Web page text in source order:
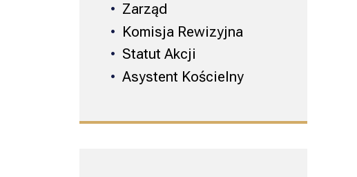
Zarząd
Komisja Rewizyjna
Statut Akcji
Asystent Kościelny